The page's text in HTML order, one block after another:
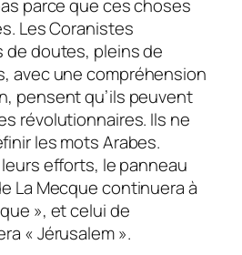
parce que ces choses
Les Coranistes
de doutes, pleins de
avec une compréhension
pensent qu’ils peuvent
révolutionnaires. Ils ne
les mots Arabes.
efforts, le panneau
La Mecque continuera à
», et celui de
« Jérusalem ».